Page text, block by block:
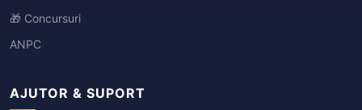
🎁 Concursuri
ANPC
AJUTOR & SUPORT